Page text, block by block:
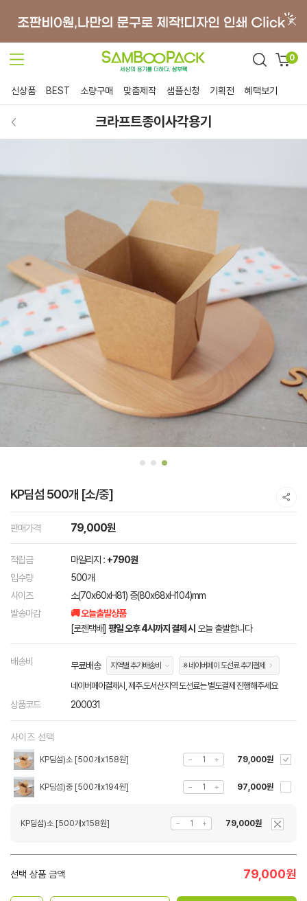
0
신상품 BEST 소량구매 맞춤제작 샘플신청 기획전 혜택보기
크라프트종이사각용기
KP딤섬 500개 [소/중]
판매가격 79,000원
적립금 마일리지 : +790원
입수량
500개
사이즈
소(70x60xH81) 중(80x68xH104)mm
발송마감
🚚 오늘출발상품
[로젠택배] 평일 오후 4시까지 결제 시 오늘 출발합니다
배송비 무료배송 지역별 추가배송비 ※ 네이버페이 도선료 추가결제
네이버페이결제시, 제주.도서산지역 도선료는 별도결제 진행해주세요
상품코드 200031
사이즈 선택
KP딤섬)소 [500개x158원] 79,000원
KP딤섬)중 [500개x194원] 97,000원
KP딤섬)소 [500개x158원] 79,000원
선택 상품 금액 79,000원